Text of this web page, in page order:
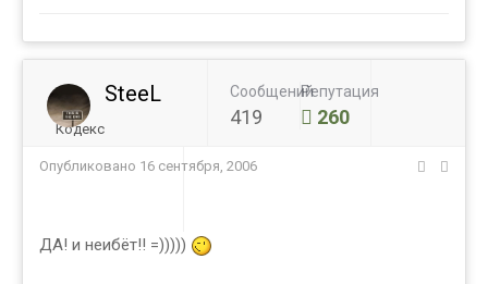
SteeL
Кодекс
Сообщений
419
Репутация
260
Опубликовано 16 сентября, 2006
ДА! и неибёт!! =)))))